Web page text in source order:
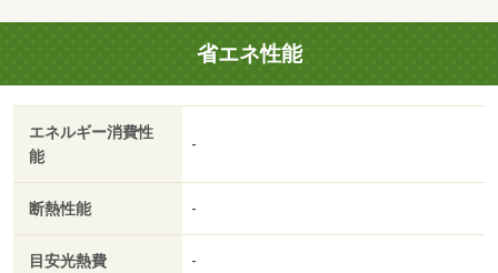
省エネ性能
エネルギー消費性
能
-
断熱性能 -
目安光熱費 -